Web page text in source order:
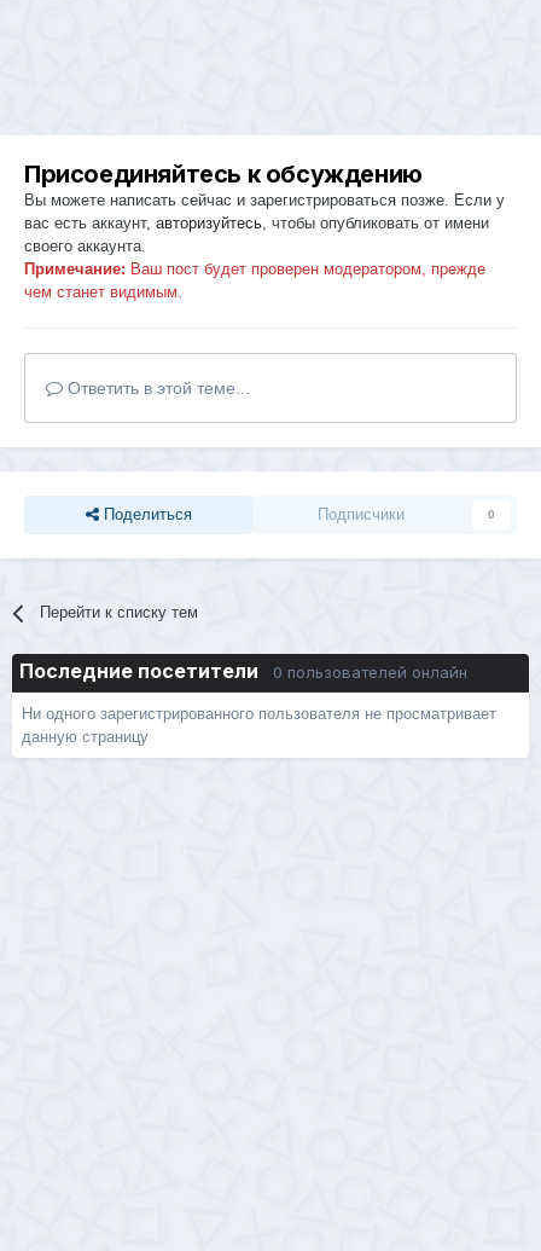
Присоединяйтесь к обсуждению
Вы можете написать сейчас и зарегистрироваться позже. Если у
вас есть аккаунт, авторизуйтесь, чтобы опубликовать от имени
своего аккаунта.
Примечание: Ваш пост будет проверен модератором, прежде
чем станет видимым.
Ответить в этой теме...
Поделиться Подписчики 0
Перейти к списку тем
Последние посетители 0 пользователей онлайн
Ни одного зарегистрированного пользователя не просматривает
данную страницу